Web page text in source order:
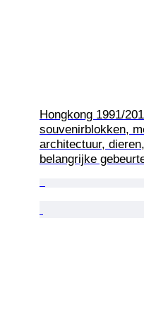
Hongkong 1991/
souvenirblokken,
architectuur,
belangrijke